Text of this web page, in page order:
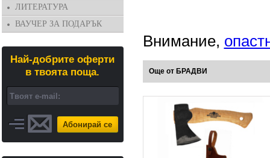
ЛИТЕРАТУРА
ВАУЧЕР ЗА ПОДАРЪК
Най-добрите оферти
в твоята поща.
Абонирай се
Внимание,
Още от БРАДВИ